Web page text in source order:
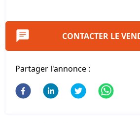
CONTACTER LE
Partager l'annonce :